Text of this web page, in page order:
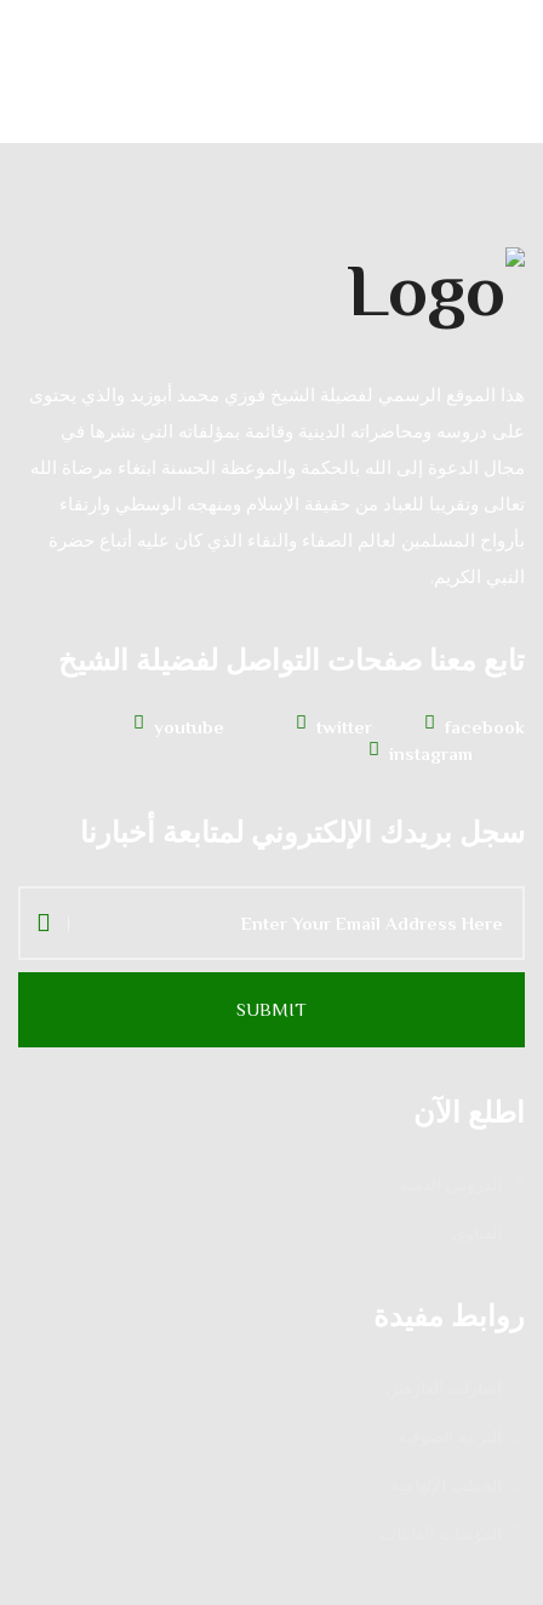
هذا الموقع الرسمي لفضيلة الشيخ فوزي محمد أبوزيد والذي يحتوى
على دروسه ومحاضراته الدينية وقائمة بمؤلفاته التي نشرها في
مجال الدعوة إلى الله بالحكمة والموعظة الحسنة ابتغاء مرضاة الله
تعالى وتقريبا للعباد من حقيقة الإسلام ومنهجه الوسطي وارتقاء
بأرواح المسلمين لعالم الصفاء والنقاء الذي كان عليه أتباع حضرة
النبي الكريم.
تابع معنا صفحات التواصل لفضيلة الشيخ
facebook
twitter
youtube
instagram
سجل بريدك الإلكتروني لمتابعة أخبارنا
اطلع الآن
روابط مفيدة